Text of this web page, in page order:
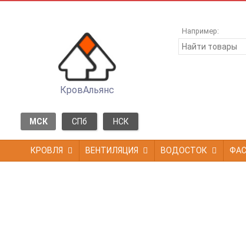
КровАльянс
МСК СПб НСК
Например:
КРОВЛЯ ВЕНТИЛЯЦИЯ ВОДОСТОК